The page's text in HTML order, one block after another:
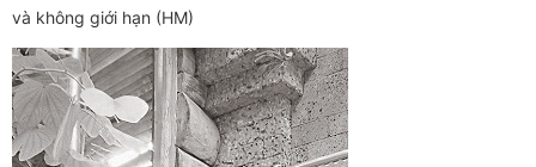
và không giới hạn (HM)